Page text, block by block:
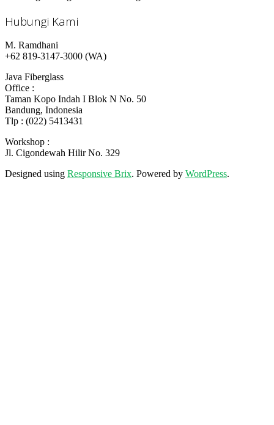
Hubungi Kami
M. Ramdhani
+62 819-3147-3000 (WA)
Java Fiberglass
Office :
Taman Kopo Indah I Blok N No. 50
Bandung, Indonesia
Tlp : (022) 5413431
Workshop :
Jl. Cigondewah Hilir No. 329
Designed using Responsive Brix. Powered by WordPress.